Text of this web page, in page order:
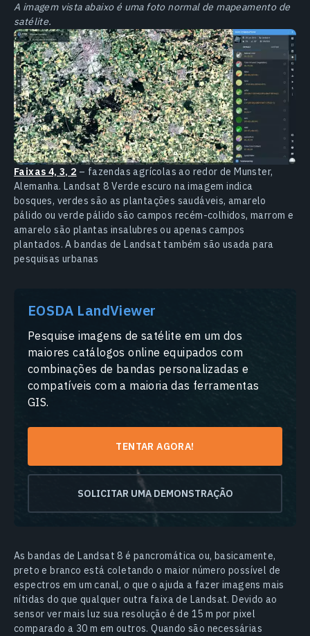
A imagem vista abaixo é uma foto normal de mapeamento de
satélite.
Faixas 4, 3, 2 – fazendas agrícolas ao redor de Munster,
Alemanha. Landsat 8 Verde escuro na imagem indica
bosques, verdes são as plantações saudáveis, amarelo
pálido ou verde pálido são campos recém-colhidos, marrom e
amarelo são plantas insalubres ou apenas campos
plantados. A bandas de Landsat também são usada para
pesquisas urbanas
EOSDA LandViewer
Pesquise imagens de satélite em um dos
maiores catálogos online equipados com
combinações de bandas personalizadas e
compatíveis com a maioria das ferramentas
GIS.
TENTAR AGORA!
SOLICITAR UMA DEMONSTRAÇÃO
As bandas de Landsat 8 é pancromática ou, basicamente,
preto e branco está coletando o maior número possível de
espectros em um canal, o que o ajuda a fazer imagens mais
nítidas do que qualquer outra faixa de Landsat. Devido ao
sensor ver mais luz sua resolução é de 15 m por pixel
comparado a 30 m em outros. Quando são necessárias